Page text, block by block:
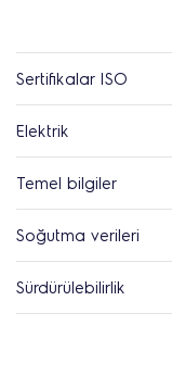
Sertifikalar ISO
Elektrik
Temel bilgiler
Soğutma verileri
Sürdürülebilirlik